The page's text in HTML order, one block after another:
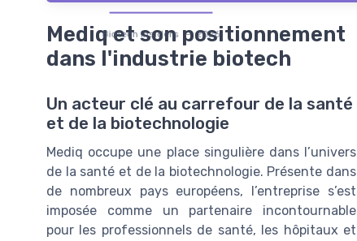
Biotech Insiders — 2026
Mediq et son positionnement
dans l'industrie biotech
Un acteur clé au carrefour de la santé
et de la biotechnologie
Mediq occupe une place singulière dans l’univers
de la santé et de la biotechnologie. Présente dans
de nombreux pays européens, l’entreprise s’est
imposée comme un partenaire incontournable
pour les professionnels de santé, les hôpitaux et